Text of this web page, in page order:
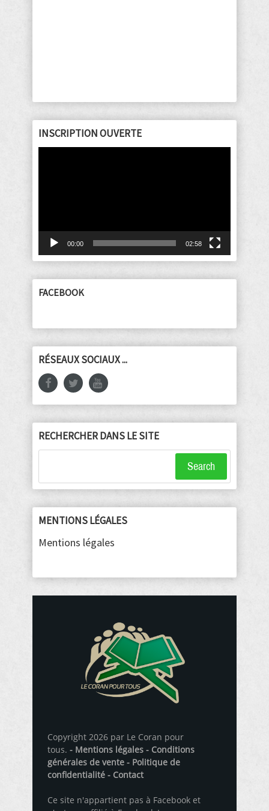
INSCRIPTION OUVERTE
00:00 02:58
FACEBOOK
RÉSEAUX SOCIAUX ...
RECHERCHER DANS LE SITE
Search
MENTIONS LÉGALES
Mentions légales
Copyright 2026 par Le Coran pour
tous. - Mentions légales - Conditions
générales de vente - Politique de
confidentialité - Contact
Ce site n'appartient pas à Facebook et